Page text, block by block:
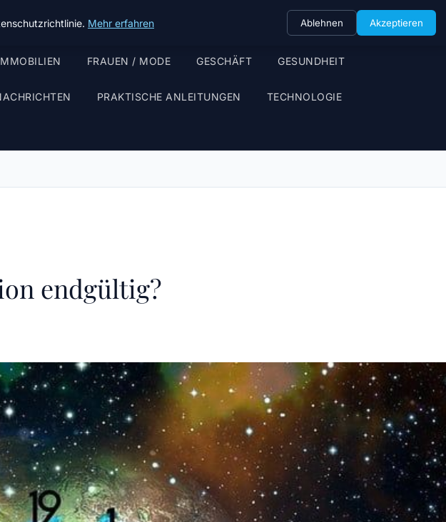
FRAUEN / MODE GESCHÄFT GESUNDHEIT
PRAKTISCHE ANLEITUNGEN TECHNOLOGIE
endgültig?
Mehr erfahren Ablehnen Akzeptieren